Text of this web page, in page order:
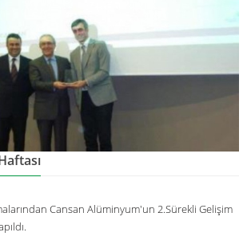
Cansan Alüminyum'un 2.Sürekli Gelişim